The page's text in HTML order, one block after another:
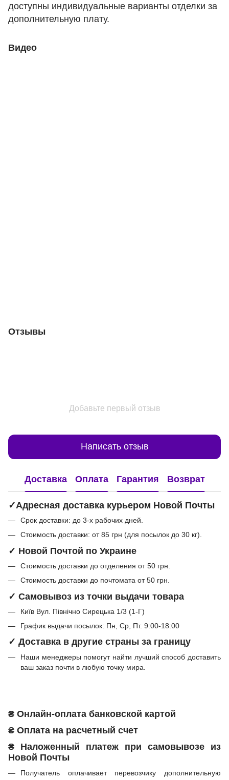
доступны индивидуальные варианты отделки за
дополнительную плату.
Видео
Отзывы
Добавьте первый отзыв
Написать отзыв
Доставка Оплата Гарантия Возврат
✓Адресная доставка курьером Новой Почты
Срок доставки: до 3-х рабочих дней.
Стоимость доставки: от 85 грн (для посылок до 30 кг).
✓ Новой Почтой по Украине
Стоимость доставки до отделения от 50 грн.
Стоимость доставки до почтомата от 50 грн.
✓ Самовывоз из точки выдачи товара
Київ Вул. Північно Сирецька 1/3 (1-Г)
График выдачи посылок: Пн, Ср, Пт. 9:00-18:00
✓ Доставка в другие страны за границу
Наши менеджеры помогут найти лучший способ доставить
ваш заказ почти в любую точку мира.
₴ Онлайн-оплата банковской картой
₴ Оплата на расчетный счет
₴ Наложенный платеж при самовывозе из
Новой Почты
Получатель оплачивает перевозчику дополнительную